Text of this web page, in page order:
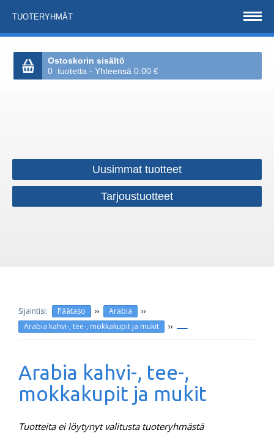
TUOTERYHMÄT
Ostoskorin sisältö
0 tuotetta - Yhteensä 0.00 €
Uusimmat tuotteet
Tarjoustuotteet
Päätaso ›› Arabia ››
Arabia kahvi-, tee-, mokkakupit ja mukit ››
Arabia kahvi-, tee-,
mokkakupit ja mukit
Tuotteita ei löytynyt valitusta tuoteryhmästä